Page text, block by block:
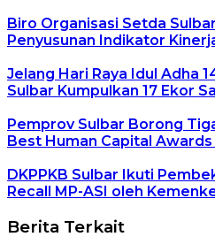
Biro Organisasi Setda
Penyusunan Indikator
Jelang Hari Raya Idul Adha
Sulbar Kumpulkan 17 Ekor
Pemprov Sulbar Borong
Best Human Capital
DKPPKB Sulbar Ikuti
Recall MP-ASI oleh
Berita Terkait